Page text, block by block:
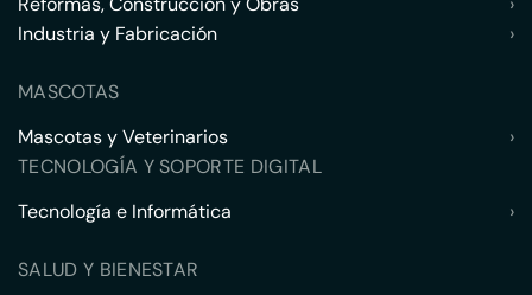
Industria y Fabricación
›
MASCOTAS
Mascotas y Veterinarios
›
TECNOLOGÍA Y SOPORTE DIGITAL
Tecnología e Informática
›
SALUD Y BIENESTAR